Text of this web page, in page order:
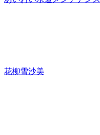
花柳雪沙美